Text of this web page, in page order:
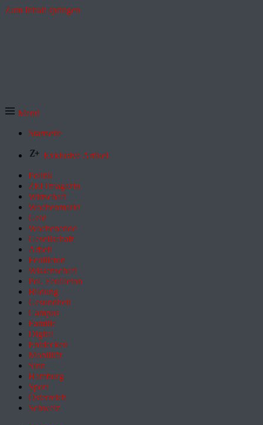
Zum Inhalt springen
Menü
Startseite
Exklusive Artikel
Politik
ZEITmagazin
Wirtschaft
Wochenmarkt
Geld
Wochenende
Gesellschaft
Arbeit
Feuilleton
Wissenschaft
Pol. Feuilleton
Bildung
Gesundheit
Campus
Familie
Digital
Entdecken
Mobilität
Sinn
Hamburg
Sport
Österreich
Schweiz